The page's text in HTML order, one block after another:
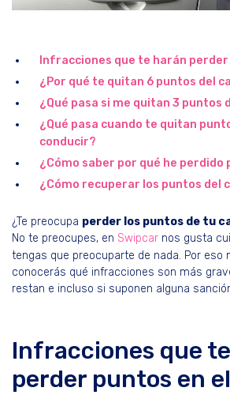
Infracciones que te harán
¿Por qué te quitan 6 puntos del
¿Qué pasa si me quitan 3 puntos
¿Qué pasa cuando te quitan
conducir?
¿Cómo saber por qué he
¿Cómo recuperar los puntos del
¿Te preocupa perder los puntos de tu
No te preocupes, en Swipcar nos gusta
tengas que preocuparte de nada. Por eso
conocerás qué infracciones son más
restan e incluso si suponen alguna
Infracciones que
perder puntos en